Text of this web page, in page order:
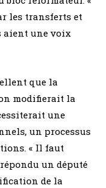
les transferts et
aient une voix
que la
modifierait la
une
un processus
« Il faut
un député
de la